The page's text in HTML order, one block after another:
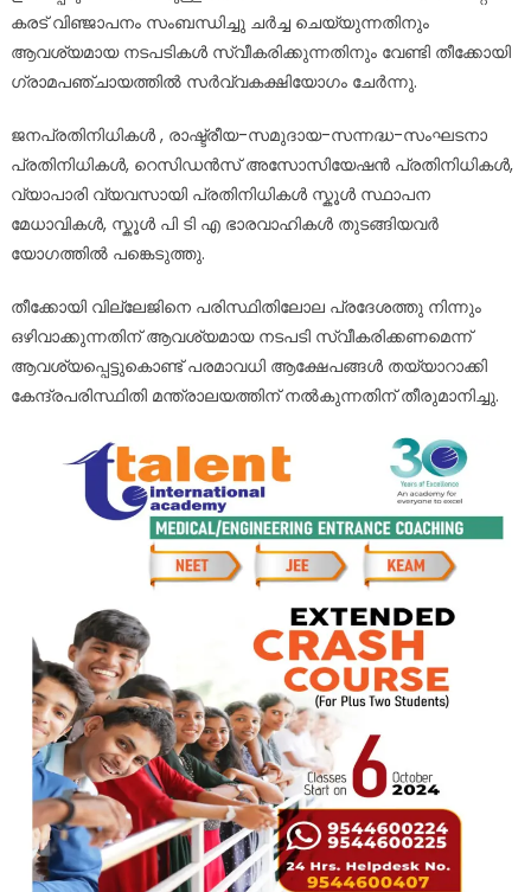
കരട് വിഞ്ജാപനം സംബന്ധിച്ചു ചർച്ച ചെയ്യുന്നതിനും
ആവശ്യമായ നടപടികൾ സ്വീകരിക്കുന്നതിനും വേണ്ടി തീക്കോയി
ഗ്രാമപഞ്ചായത്തിൽ സർവ്വകക്ഷിയോഗം ചേർന്നു.
ജനപ്രതിനിധികൾ , രാഷ്ട്രീയ-സമുദായ-സന്നദ്ധ-സംഘടനാ
പ്രതിനിധികൾ, റെസിഡൻസ് അസോസിയേഷൻ പ്രതിനിധികൾ,
വ്യാപാരി വ്യവസായി പ്രതിനിധികൾ സ്കൂൾ സ്ഥാപന
മേധാവികൾ, സ്കൂൾ പി ടി എ ഭാരവാഹികൾ തുടങ്ങിയവർ
യോഗത്തിൽ പങ്കെടുത്തു.
തീക്കോയി വില്ലേജിനെ പരിസ്ഥിതിലോല പ്രദേശത്തു നിന്നും
ഒഴിവാക്കുന്നതിന് ആവശ്യമായ നടപടി സ്വീകരിക്കണമെന്ന്
ആവശ്യപ്പെട്ടുകൊണ്ട് പരമാവധി ആക്ഷേപങ്ങൾ തയ്യാറാക്കി
കേന്ദ്രപരിസ്ഥിതി മന്ത്രാലയത്തിന് നൽകുന്നതിന് തീരുമാനിച്ചു.